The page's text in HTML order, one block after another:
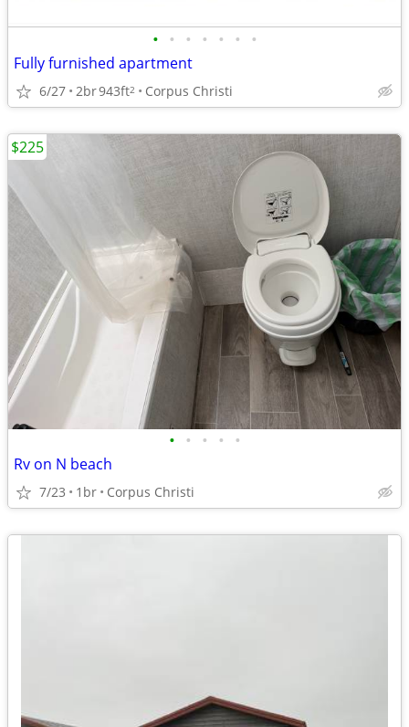
• • • • • • •
Fully furnished apartment
6/27 2br943ft2 Corpus Christi
• • • • •
Rv on N beach
7/23 1br Corpus Christi
$225